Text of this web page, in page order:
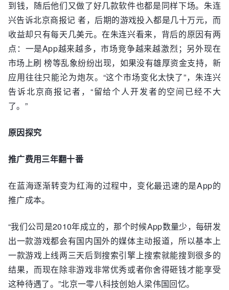
到钱，随后他们又做了好几款软件也都是同样下场。朱连
兴告诉北京商报记 者，后期的游戏投入都是几十万元，而
收益却只有每天几美元。在朱连兴看来，背后的原因有两
点：一是App越来越多，市场竞争越来越激烈；另外现在
市场上刷 榜等乱象纷纷出现，如果没有雄厚资金支持，新
应用往往只能沦为炮灰。“这个市场变化太快了”，朱连兴
告诉北京商报记者，“留给个人开发者的空间已经不大
了。”
原因探究
推广费用三年翻十番
在蓝海逐渐转变为红海的过程中，变化最迅速的是App的
推广成本。
“我们公司是2010年成立的，那个时候App数量少，每研发
出一款游戏都会有国内国外的媒体主动报道，所以基本上
一款游戏上线两三天后到搜索引擎上搜索就能搜到很多的
结果，而现在除非游戏非常优秀或者你舍得砸钱才能享受
这种待遇了。”北京一零八科技创始人梁伟国回忆。